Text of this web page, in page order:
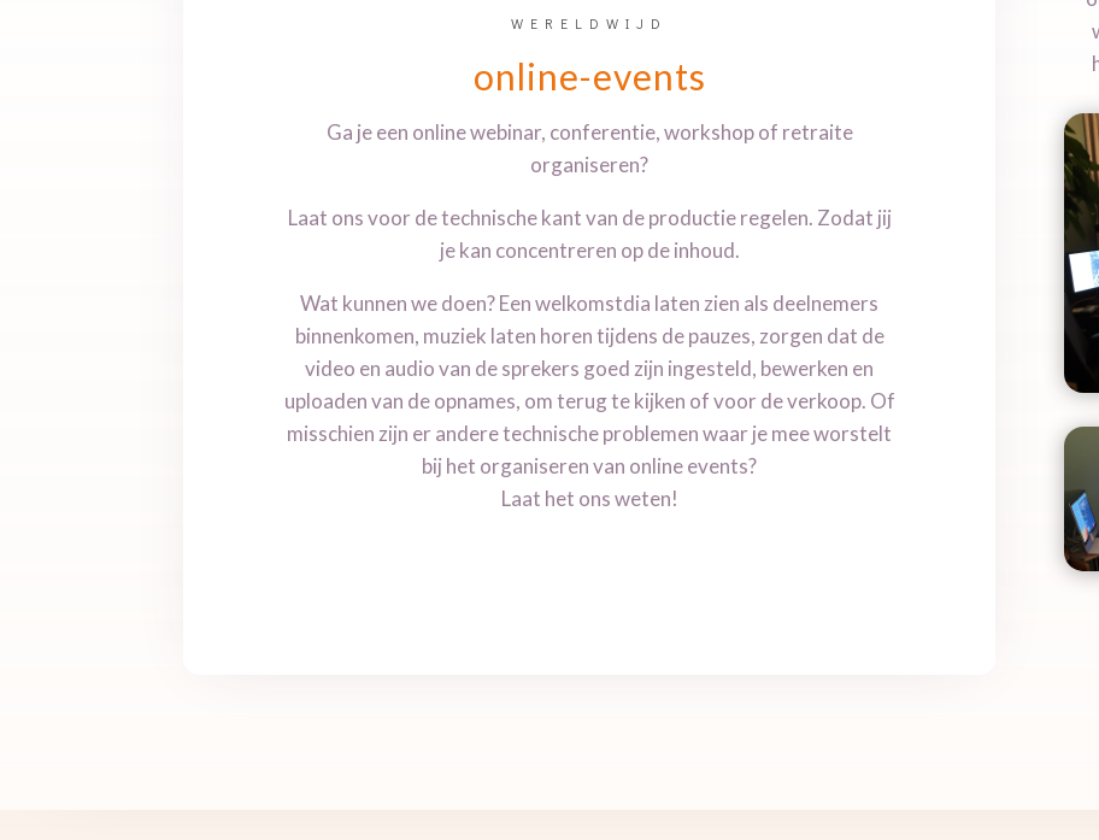
WERELDWIJD
online-events
Ga je een online webinar, conferentie, workshop of retraite
organiseren?
Laat ons voor de technische kant van de productie regelen. Zodat jij
je kan concentreren op de inhoud.
Wat kunnen we doen? Een welkomstdia laten zien als deelnemers
binnenkomen, muziek laten horen tijdens de pauzes, zorgen dat de
video en audio van de sprekers goed zijn ingesteld, bewerken en
uploaden van de opnames, om terug te kijken of voor de verkoop. Of
misschien zijn er andere technische problemen waar je mee worstelt
bij het organiseren van online events?
Laat het ons weten!